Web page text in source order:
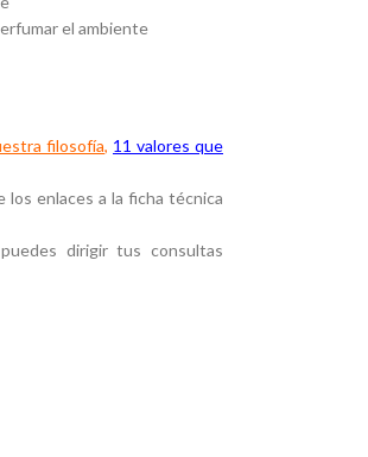
el ambiente
filosofía, 11 valores que
los enlaces a la ficha técnica
dirigir tus consultas